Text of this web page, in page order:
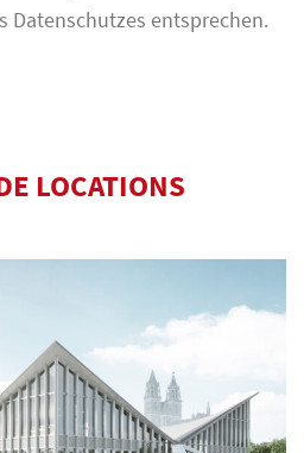
Datenschutzes entsprechen.
LOCATIONS